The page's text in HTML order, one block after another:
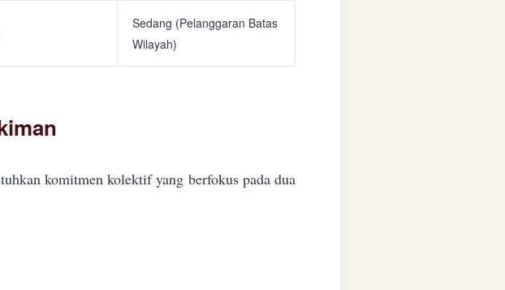
Sedang (Pelanggaran Batas
Wilayah)
komitmen kolektif yang berfokus pada dua